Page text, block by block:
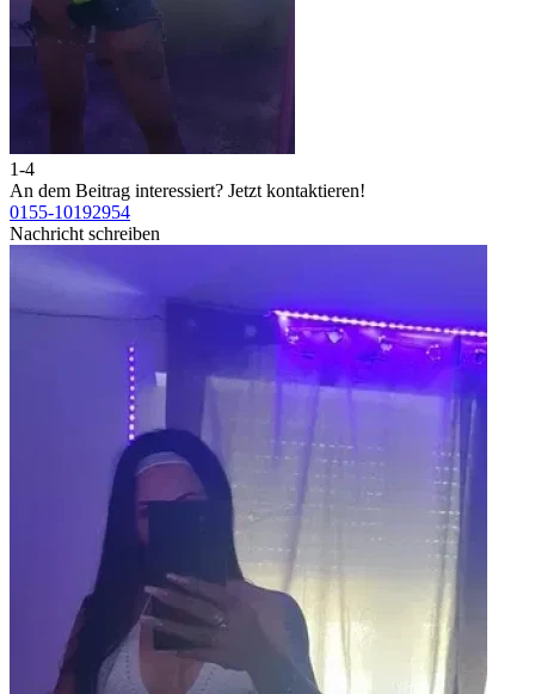
1-4
An dem Beitrag interessiert? Jetzt kontaktieren!
0155-10192954
Nachricht schreiben